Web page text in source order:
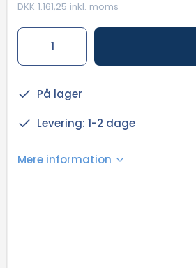
DKK 1.161,25 inkl. moms
På lager
Levering: 1-2 dage
Mere information